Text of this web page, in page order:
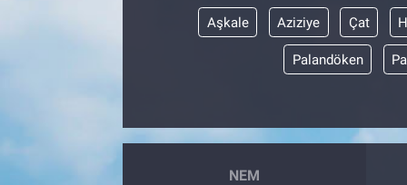
Aşkale Aziziye Çat
Palandöken
NEM